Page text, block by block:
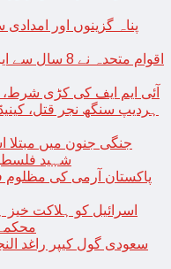
پناہ گزینوں اور امدادی
اقوام متحدہ
آئی ایم ایف کی کڑی شرط،
ہردیپ سنگھ نجر قتل،
جنگی جنون میں مبتلا
شہید فلسطینیوں
پاکستان آرمی کی مظلوم
اسرائیل کو ہلاکت
سعودی گول کیپر راغد